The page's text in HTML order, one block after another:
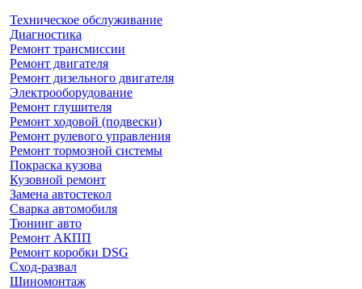
Техническое обслуживание
Диагностика
Ремонт трансмиссии
Ремонт двигателя
Ремонт дизельного двигателя
Электрооборудование
Ремонт глушителя
Ремонт ходовой (подвески)
Ремонт рулевого управления
Ремонт тормозной системы
Покраска кузова
Кузовной ремонт
Замена автостекол
Сварка автомобиля
Тюнинг авто
Ремонт АКПП
Ремонт коробки DSG
Сход-развал
Шиномонтаж